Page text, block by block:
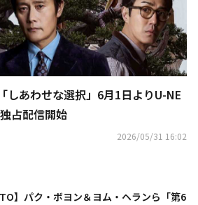
しあわせな選択」6月1日よりU-NE
占配信開始
2026/05/31 16:02
】パク・ボヨン＆ヨム・ヘランら「第6